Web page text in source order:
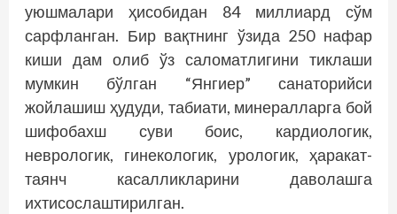
уюшмалари ҳисобидан 84 миллиард сўм
сарфланган. Бир вақтнинг ўзида 250 нафар
киши дам олиб ўз саломатлигини тиклаши
мумкин бўлган “Янгиер” санаторийси
жойлашиш ҳудуди, табиати, минералларга бой
шифобахш суви боис, кардиологик,
неврологик, гинекологик, урологик, ҳаракат-
таянч касалликларини даволашга
ихтисослаштирилган.